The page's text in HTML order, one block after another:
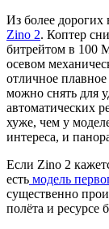
Из более дорогих
Zino 2. Коптер
битрейтом в 100
осевом
отличное
можно снять для
автоматических
хуже, чем у
интереса, и
Если Zino 2
есть модель
существенно
полёта и ресурсе